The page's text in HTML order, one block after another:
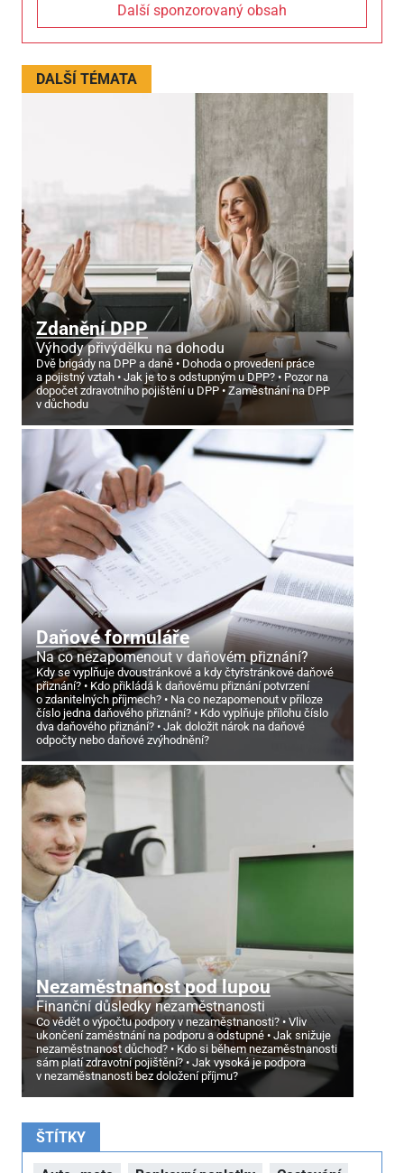
Další sponzorovaný obsah
DALŠÍ TÉMATA
Zdanění DPP
Výhody přivýdělku na dohodu
Dvě brigády na DPP a daně
Dohoda o provedení práce
a pojistný vztah
Jak je to s odstupným u DPP?
Pozor na
dopočet zdravotního pojištění u DPP
Zaměstnání na DPP
v důchodu
Daňové formuláře
Na co nezapomenout v daňovém přiznání?
Kdy se vyplňuje dvoustránkové a kdy čtyřstránkové daňové
přiznání?
Kdo přikládá k daňovému přiznání potvrzení
o zdanitelných příjmech?
Na co nezapomenout v příloze
číslo jedna daňového přiznání?
Kdo vyplňuje přílohu číslo
dva daňového přiznání?
Jak doložit nárok na daňové
odpočty nebo daňové zvýhodnění?
Nezaměstnanost pod lupou
Finanční důsledky nezaměstnanosti
Co vědět o výpočtu podpory v nezaměstnanosti?
Vliv
ukončení zaměstnání na podporu a odstupné
Jak snižuje
nezaměstnanost důchod?
Kdo si během nezaměstnanosti
sám platí zdravotní pojištění?
Jak vysoká je podpora
v nezaměstnanosti bez doložení příjmu?
ŠTÍTKY